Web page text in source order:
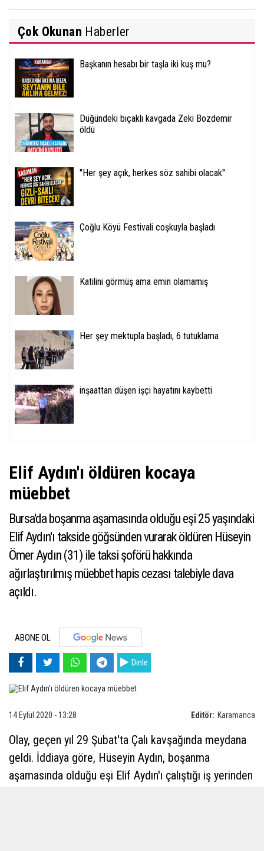
Çok Okunan Haberler
Başkanın hesabı bir taşla iki kuş mu?
Düğündeki bıçaklı kavgada Zeki Bozdemir
öldü
''Her şey açık, herkes söz sahibi olacak''
Çoğlu Köyü Festivali coşkuyla başladı
Katilini görmüş ama emin olamamış
Her şey mektupla başladı, 6 tutuklama
inşaattan düşen işçi hayatını kaybetti
Elif Aydın'ı öldüren kocaya
müebbet
Bursa'da boşanma aşamasında olduğu eşi 25 yaşındaki
Elif Aydın'ı takside göğsünden vurarak öldüren Hüseyin
Ömer Aydın (31) ile taksi şoförü hakkında
ağırlaştırılmış müebbet hapis cezası talebiyle dava
açıldı.
ABONE OL
Dinle
Editör: Karamanca
14 Eylül 2020 - 13:28
Olay, geçen yıl 29 Şubat'ta Çalı kavşağında meydana
geldi. İddiaya göre, Hüseyin Aydın, boşanma
aşamasında olduğu eşi Elif Aydın'ı çalıştığı iş yerinden